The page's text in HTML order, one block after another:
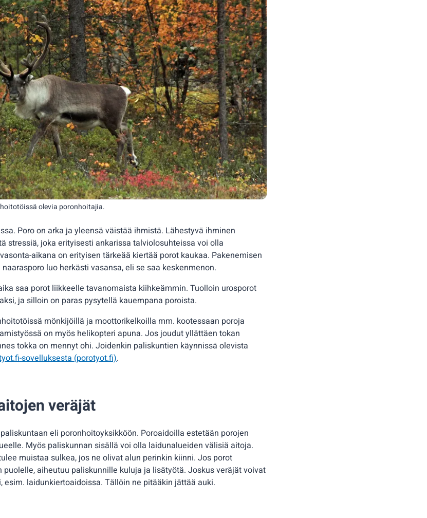
Poro on arka ja yleensä väistää ihmistä. Lähestyvä ihminen
stressiä, joka erityisesti ankarissa talviolosuhteissa voi olla
aikana on erityisen tärkeää kiertää porot kaukaa. Pakenemisen
luo herkästi vasansa, eli se saa keskenmenon.
saa porot liikkeelle tavanomaista kiihkeämmin. Tuolloin urosporot
ja silloin on paras pysytellä kauempana poroista.
mönkijöillä ja moottorikelkoilla mm. kootessaan poroja
on myös helikopteri apuna. Jos joudut yllättäen tokan
tokka on mennyt ohi. Joidenkin paliskuntien käynnissä olevista
sovelluksesta (porotyot.fi).
olevia poronhoitajia.
veräjät
eli poronhoitoyksikköön. Poroaidoilla estetään porojen
Myös paliskunnan sisällä voi olla laidunalueiden välisiä aitoja.
muistaa sulkea, jos ne olivat alun perinkin kiinni. Jos porot
puolelle, aiheutuu paliskunnille kuluja ja lisätyötä. Joskus veräjät voivat
esim. laidunkiertoaidoissa. Tällöin ne pitääkin jättää auki.